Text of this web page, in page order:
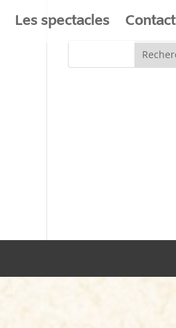
Les spectacles Contact